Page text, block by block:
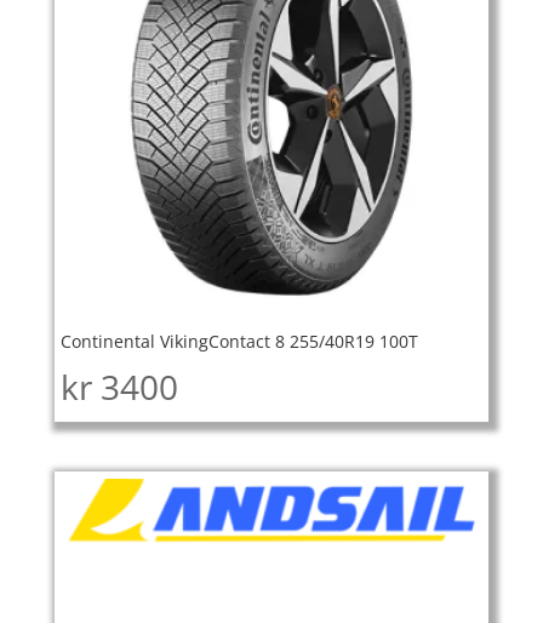
Continental VikingContact 8 255/40R19 100T
kr 3400